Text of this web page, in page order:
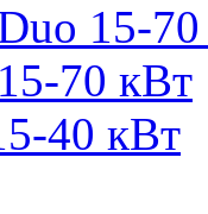
15-
70 кВт
40 кВт